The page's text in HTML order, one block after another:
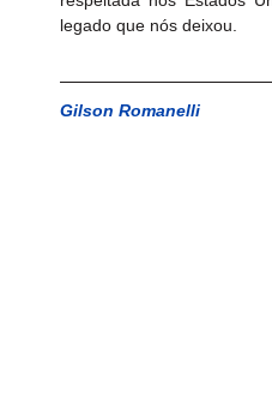
legado que nós deixou.
Gilson Romanelli